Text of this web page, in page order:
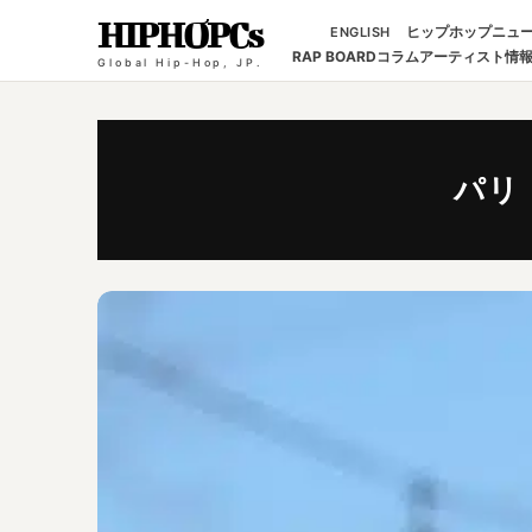
HIPHOPCs
Global Hip-Hop, JP.
ENGLISH
ヒップホップニュ
RAP BOARDコラムアーティスト情報
パリ